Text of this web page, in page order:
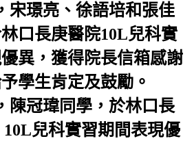
宋璟亮、徐語培和張佳
口長庚醫院10L兒科實
異，獲得院長信箱感謝
學生肯定及鼓勵。
陳冠瑋同學，於林口長
兒科實習期間表現優